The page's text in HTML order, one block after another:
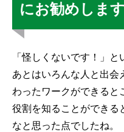
にお勧めしま
「怪しくないです！」
あとはいろんな人と出会
わったワークができると
役割を知ることができる
なと思った点でしたね。